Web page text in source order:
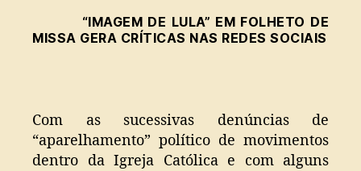
“IMAGEM DE LULA” EM FOLHETO DE
MISSA GERA CRÍTICAS NAS REDES SOCIAIS
Com as sucessivas denúncias de
“aparelhamento” político de movimentos
dentro da Igreja Católica e com alguns